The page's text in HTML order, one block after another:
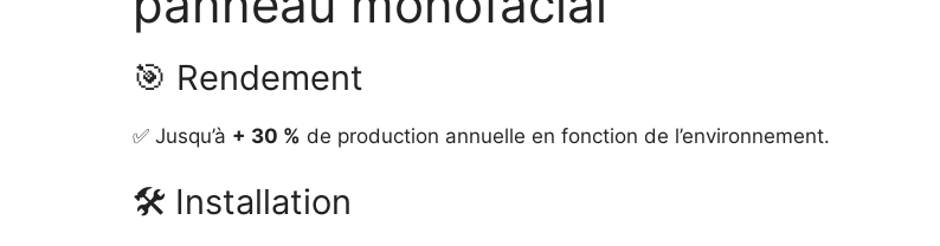
🎯 Rendement
✅ Jusqu’à + 30 % de production annuelle en fonction de l’environnement.
🛠️ Installation